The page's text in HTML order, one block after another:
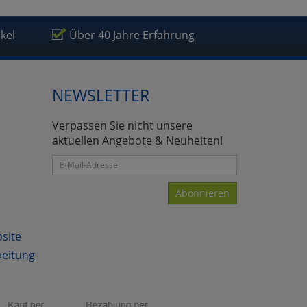
Über 40 Jahre Erfahrung
NEWSLETTER
Verpassen Sie nicht unsere
aktuellen Angebote & Neuheiten!
Abonnieren